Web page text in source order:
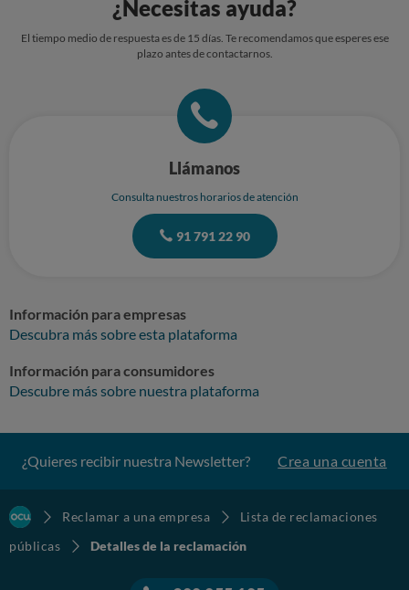
¿Necesitas ayuda?
El tiempo medio de respuesta es de 15 días. Te recomendamos que esperes ese
plazo antes de contactarnos.
Llámanos
Consulta nuestros horarios de atención
91 791 22 90
Información para empresas
Descubra más sobre esta plataforma
Información para consumidores
Descubre más sobre nuestra plataforma
¿Quieres recibir nuestra Newsletter? Crea una cuenta
Reclamar a una empresa
Lista de reclamaciones
públicas
Detalles de la reclamación